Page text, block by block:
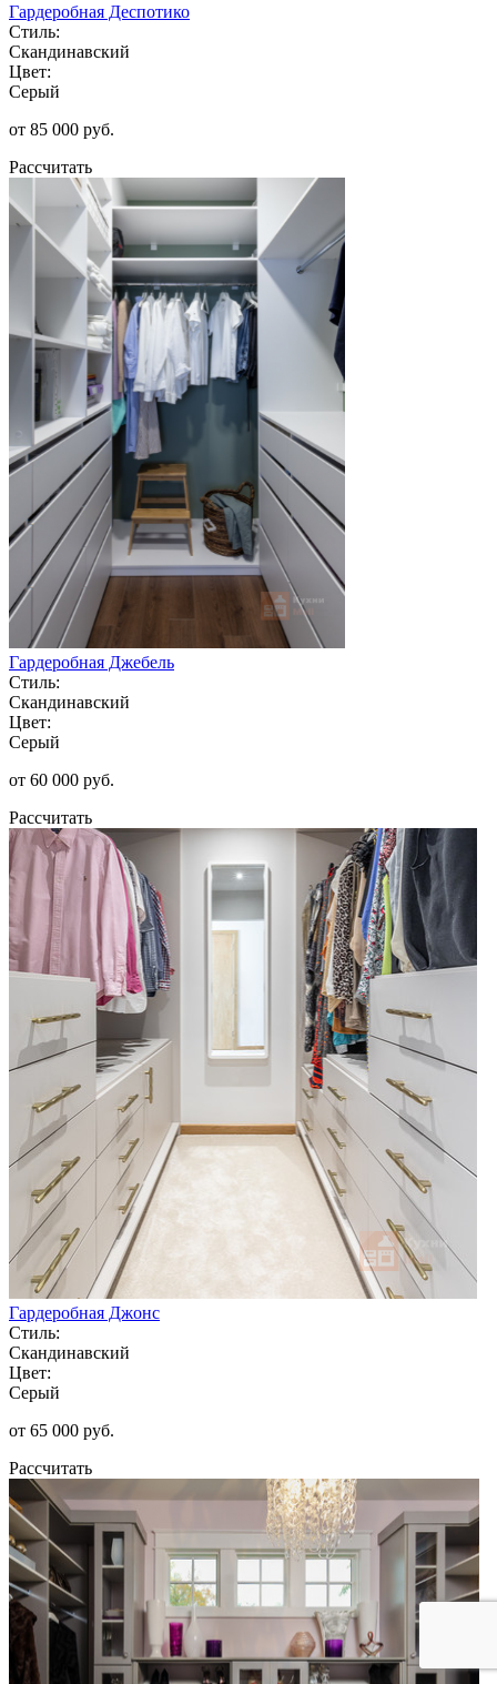
Гардеробная Деспотико
Стиль:
Скандинавский
Цвет:
Серый
от 85 000 руб.
Рассчитать
Гардеробная Джебель
Стиль:
Скандинавский
Цвет:
Серый
от 60 000 руб.
Рассчитать
Гардеробная Джонс
Стиль:
Скандинавский
Цвет:
Серый
от 65 000 руб.
Рассчитать